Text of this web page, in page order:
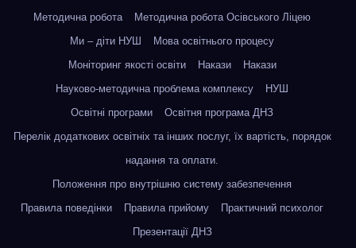
Методична робота
Методична робота Осівського Ліцею
Ми – діти НУШ
Мова освітнього процесу
Моніторинг якості освіти
Накази
Накази
Науково-методична проблема комплексу
НУШ
Освітні програми
Освітня програма ДНЗ
Перелік додаткових освітніх та інших послуг, їх вартість, порядок
надання та оплати.
Положення про внутрішню систему забезпечення
Правила поведінки
Правила прийому
Практичний психолог
Презентації ДНЗ